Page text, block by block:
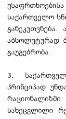
საქართველო
აბსოლუტურად
გაუგებრობა.
3.
პრინციპად
სახეცვლილი